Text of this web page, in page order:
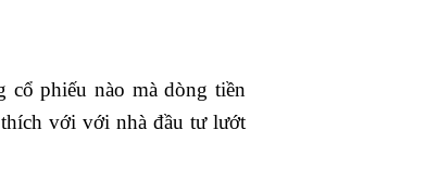
cổ phiếu nào mà dòng tiền
với với nhà đầu tư lướt